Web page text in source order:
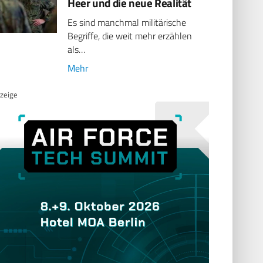
Es sind manchmal militärische
Begriffe, die weit mehr erzählen
als…
Mehr